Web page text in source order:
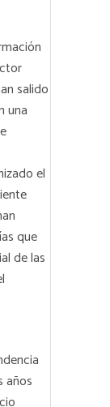
salido
una
el
que
de las
años